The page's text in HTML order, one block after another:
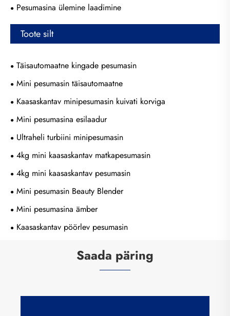
Pesumasina ülemine laadimine
Toote silt
Täisautomaatne kingade pesumasin
Mini pesumasin täisautomaatne
Kaasaskantav minipesumasin kuivati ​​korviga
Mini pesumasina esilaadur
Ultraheli turbiini minipesumasin
4kg mini kaasaskantav matkapesumasin
4kg mini kaasaskantav pesumasin
Mini pesumasin Beauty Blender
Mini pesumasina ämber
Kaasaskantav pöörlev pesumasin
Saada päring